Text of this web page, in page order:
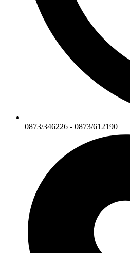
0873/346226 - 0873/612190